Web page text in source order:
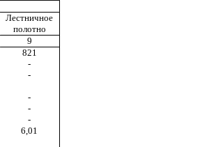
Лестничное
полотно
9
821
-
-
-
-
-
6,01